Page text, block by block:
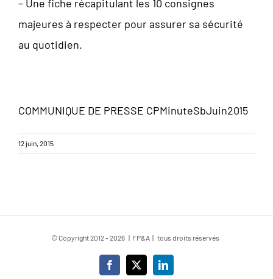
– Une fiche récapitulant les 10 consignes
majeures à respecter pour assurer sa sécurité
au quotidien.
COMMUNIQUE DE PRESSE CPMinuteSbJuin2015
12 juin, 2015
© Copyright 2012 -2026 | FP&A | tous droits réservés
Facebook
X LinkedIn